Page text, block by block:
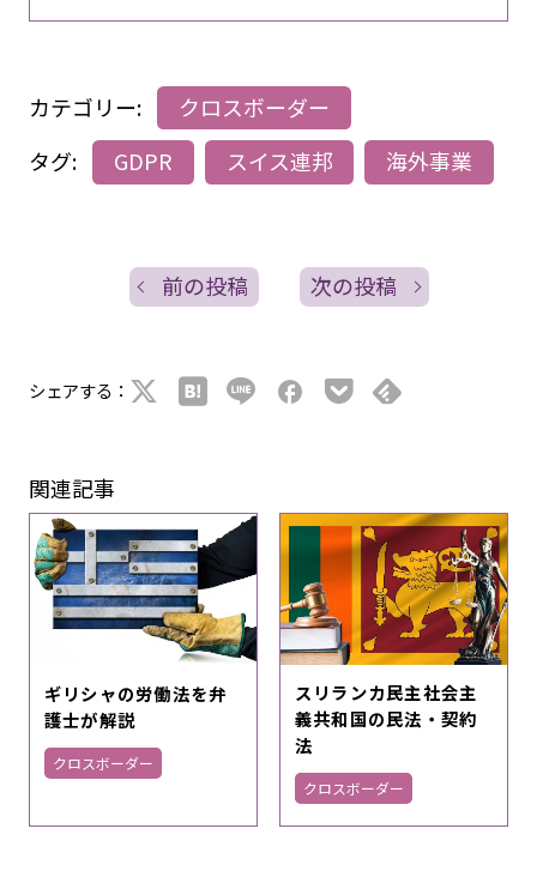
カテゴリー:
クロスボーダー
タグ:
GDPR スイス連邦 海外事業
前の投稿 次の投稿
シェアする：
関連記事
ギリシャの労働法を弁
護士が解説
クロスボーダー
スリランカ民主社会主
義共和国の民法・契約
法
クロスボーダー